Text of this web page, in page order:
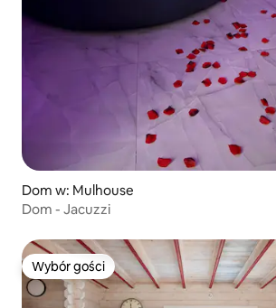
Dom w: Mulhouse
Dom - Jacuzzi
Wybór gości
Wybór gości